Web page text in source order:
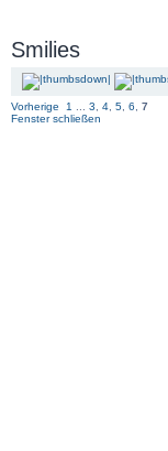
Smilies
Vorherige 1 3 4 5 6
7
Fenster schließen